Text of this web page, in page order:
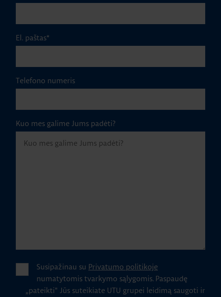
El. paštas*
Telefono numeris
Kuo mes galime Jums padėti?
Susipažinau su Privatumo politikoje
numatytomis tvarkymo sąlygomis. Paspaudę
„pateikti" Jūs suteikiate UTU grupei leidimą saugoti ir